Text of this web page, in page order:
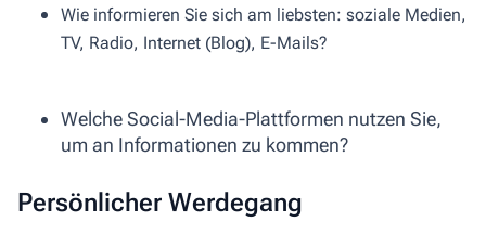
Wie informieren Sie sich am liebsten: soziale Medien,
TV, Radio, Internet (Blog), E-Mails?
Welche Social-Media-Plattformen nutzen Sie,
um an Informationen zu kommen?
Persönlicher Werdegang